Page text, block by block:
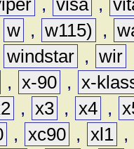
, visa ,
w , w115) ,
windstar , wir
, x-90 , x-
, x3 , x4 ,
, xc90 , xl1 ,